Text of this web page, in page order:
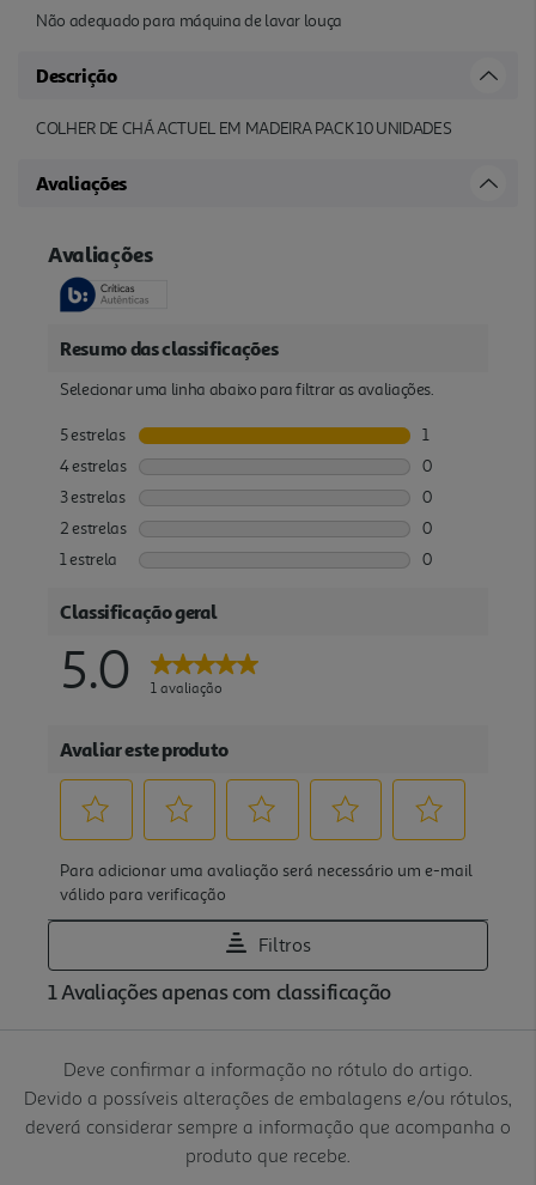
Não adequado para máquina de lavar louça
Descrição
COLHER DE CHÁ ACTUEL EM MADEIRA PACK 10 UNIDADES
Avaliações
Deve confirmar a informação no rótulo do artigo.
Devido a possíveis alterações de embalagens e/ou rótulos,
deverá considerar sempre a informação que acompanha o
produto que recebe.